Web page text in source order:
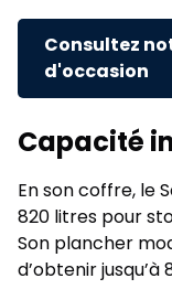
Consultez
d'occasion
Capacité
En son coffre, le
820 litres pour
Son plancher
d’obtenir